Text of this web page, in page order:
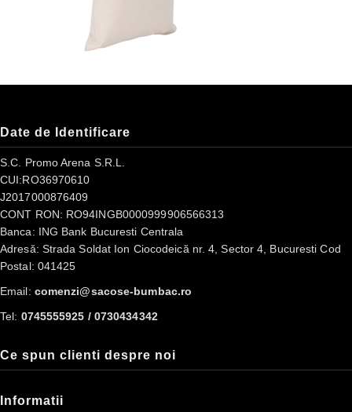
Date de Identificare
S.C. Promo Arena S.R.L.
CUI:RO36970610
J2017000876409
CONT RON: RO94INGB0000999906566313
Banca: ING Bank Bucuresti Centrala
Adresă: Strada Soldat Ion Ciocodeică nr. 4, Sector 4, Bucuresti Cod
Postal: 041425
Email: comenzi@sacose-bumbac.ro
Tel: 0745555925 / 0730434342
Ce spun clienti despre noi
Informatii